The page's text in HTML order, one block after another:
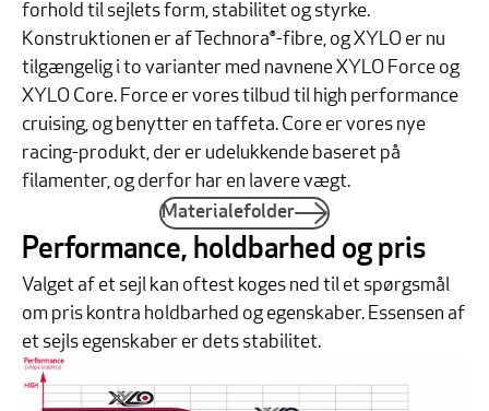
forhold til sejlets form, stabilitet og styrke.
Konstruktionen er af Technora®-fibre, og XYLO er nu
tilgængelig i to varianter med navnene XYLO Force og
XYLO Core. Force er vores tilbud til high performance
cruising, og benytter en taffeta. Core er vores nye
racing-produkt, der er udelukkende baseret på
filamenter, og derfor har en lavere vægt.
Materialefolder
Performance, holdbarhed og pris
Valget af et sejl kan oftest koges ned til et spørgsmål
om pris kontra holdbarhed og egenskaber. Essensen af
et sejls egenskaber er dets stabilitet.